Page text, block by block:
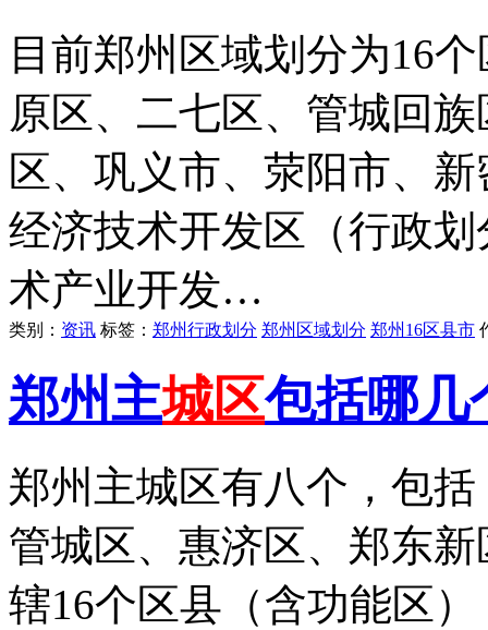
目前郑州区域划分为16
原区、二七区、管城回
区、巩义市、荥阳市、
经济技术开发区（行政
术产业开发…
类别： 资讯 标签： 郑州行政划分 郑州区域划分 郑州16区县市
郑州主城区包括哪几
郑州主城区有八个，包
管城区、惠济区、郑东
辖16个区县（含功能区